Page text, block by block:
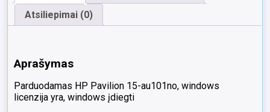
Atsiliepimai (0)
Aprašymas
Parduodamas HP Pavilion 15-au101no, windows
licenzija yra, windows įdiegti